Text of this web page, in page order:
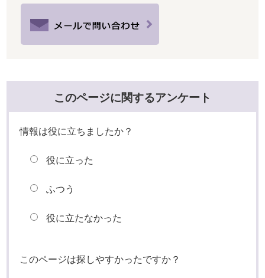
このページに関するアンケート
情報は役に立ちましたか？
役に立った
ふつう
役に立たなかった
このページは探しやすかったですか？